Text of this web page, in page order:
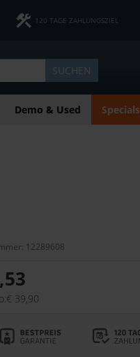
120 TAGE ZAHLUNGSZIEL
SUCHEN
Demo & Used Specials
12289608
39,90